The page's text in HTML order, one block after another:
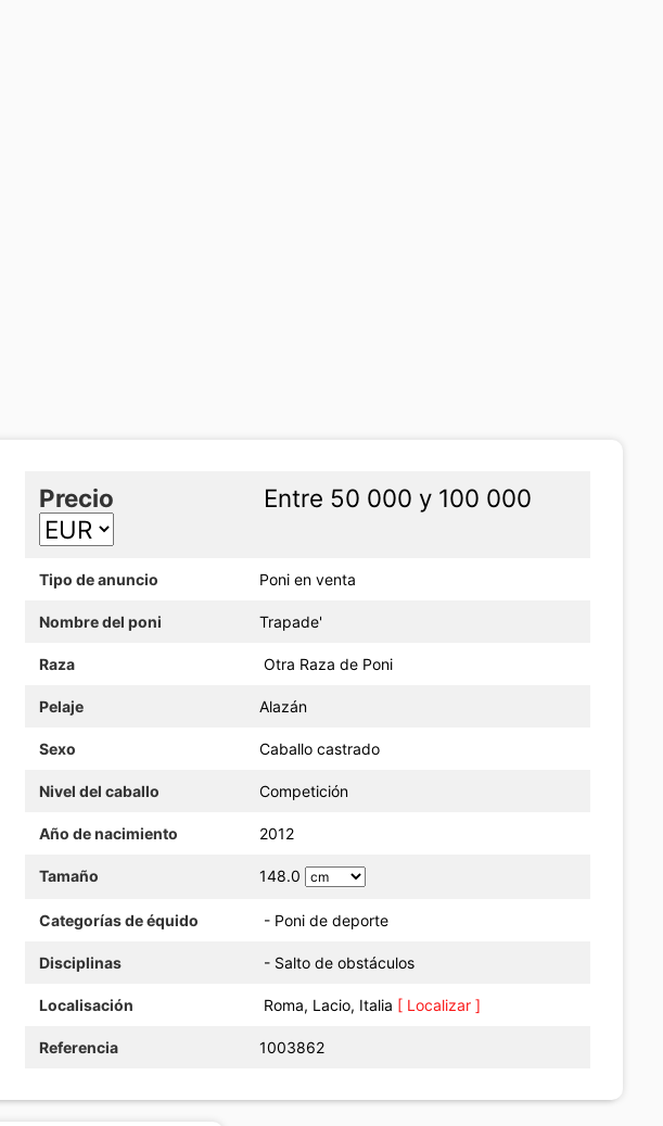
Precio Entre 50 000 y 100 000
Tipo de anuncio Poni en venta
Nombre del poni Trapade'
Raza Otra Raza de Poni
Pelaje Alazán
Sexo Caballo castrado
Nivel del caballo Competición
Año de nacimiento 2012
Tamaño 148.0
Categorías de équido - Poni de deporte
Disciplinas - Salto de obstáculos
Localisación Roma, Lacio, Italia [ Localizar ]
Referencia 1003862